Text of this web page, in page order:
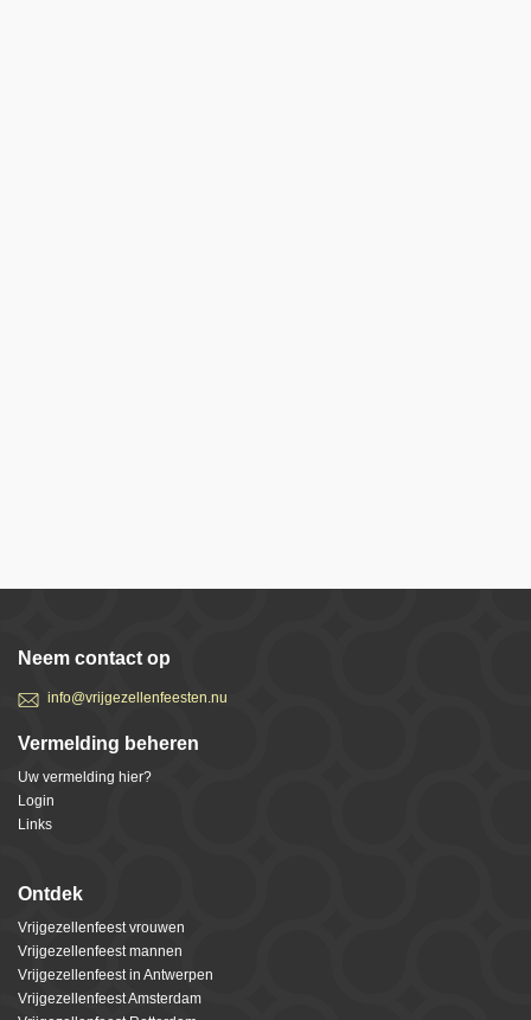
Neem contact op
info@vrijgezellenfeesten.nu
Vermelding beheren
Uw vermelding hier?
Login
Links
Ontdek
Vrijgezellenfeest vrouwen
Vrijgezellenfeest mannen
Vrijgezellenfeest in Antwerpen
Vrijgezellenfeest Amsterdam